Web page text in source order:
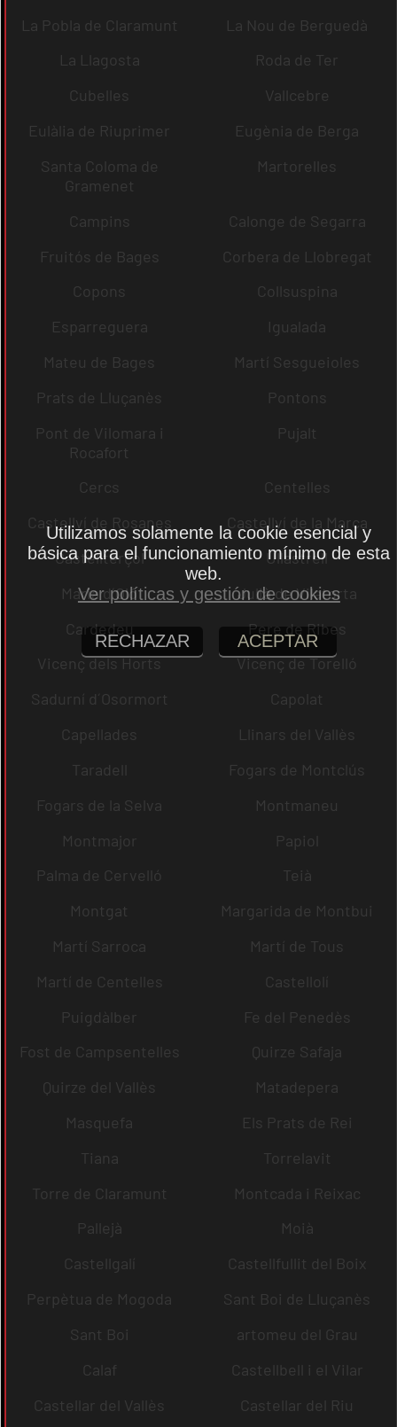
La Pobla de Claramunt
La Nou de Berguedà
La Llagosta
Roda de Ter
Cubelles
Vallcebre
Eulàlia de Riuprimer
Eugènia de Berga
Santa Coloma de
Gramenet
Martorelles
Campins
Calonge de Segarra
Fruitós de Bages
Corbera de Llobregat
Copons
Collsuspina
Esparreguera
Igualada
Mateu de Bages
Martí Sesgueioles
Prats de Lluçanès
Pontons
Pont de Vilomara i
Rocafort
Pujalt
Cercs
Centelles
Castellví de Rosanes
Castellví de la Marca
Castellterçol
Ullastrell
Maria d´Oló
Julià de Vilatorta
Cardedeu
Pere de Ribes
Vicenç dels Horts
Vicenç de Torelló
Sadurní d´Osormort
Capolat
Capellades
Llinars del Vallès
Taradell
Fogars de Montclús
Fogars de la Selva
Montmaneu
Montmajor
Papiol
Palma de Cervelló
Teià
Montgat
Margarida de Montbui
Martí Sarroca
Martí de Tous
Martí de Centelles
Castellolí
Puigdàlber
Fe del Penedès
Fost de Campsentelles
Quirze Safaja
Quirze del Vallès
Matadepera
Masquefa
Els Prats de Rei
Tiana
Torrelavit
Torre de Claramunt
Montcada i Reixac
Pallejà
Moià
Castellgalí
Castellfullit del Boix
Perpètua de Mogoda
Sant Boi de Lluçanès
Sant Boi
artomeu del Grau
Calaf
Castellbell i el Vilar
Castellar del Vallès
Castellar del Riu
Utilizamos solamente la cookie esencial y
básica para el funcionamiento mínimo de esta
web.
Ver políticas y gestión de cookies
RECHAZAR ACEPTAR